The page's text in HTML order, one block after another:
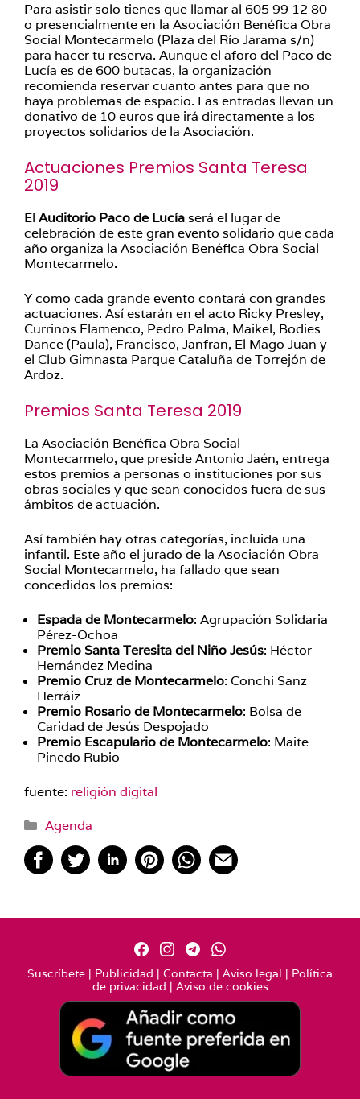
Para asistir solo tienes que llamar al 605 99 12 80
o presencialmente en la Asociación Benéfica Obra
Social Montecarmelo (Plaza del Río Jarama s/n)
para hacer tu reserva. Aunque el aforo del Paco de
Lucía es de 600 butacas, la organización
recomienda reservar cuanto antes para que no
haya problemas de espacio. Las entradas llevan un
donativo de 10 euros que irá directamente a los
proyectos solidarios de la Asociación.
Actuaciones Premios Santa Teresa
2019
El Auditorio Paco de Lucíaserá el lugar de
celebración de este gran evento solidario que cada
año organiza la Asociación Benéfica Obra Social
Montecarmelo.
Y como cada grande evento contará con grandes
actuaciones. Así estarán en el acto Ricky Presley,
Currinos Flamenco, Pedro Palma, Maikel, Bodies
Dance (Paula), Francisco, Janfran, El Mago Juan y
el Club Gimnasta Parque Cataluña de Torrejón de
Ardoz.
Premios Santa Teresa 2019
La Asociación Benéfica Obra Social
Montecarmelo, que preside Antonio Jaén, entrega
estos premios a personas o instituciones por sus
obras sociales y que sean conocidos fuera de sus
ámbitos de actuación.
Así también hay otras categorías, incluida una
infantil. Este año el jurado de la Asociación Obra
Social Montecarmelo, ha fallado que sean
concedidos los premios:
Espada de Montecarmelo: Agrupación Solidaria
Pérez-Ochoa
Premio Santa Teresita del Niño Jesús: Héctor
Hernández Medina
Premio Cruz de Montecarmelo: Conchi Sanz
Herráiz
Premio Rosario de Montecarmelo: Bolsa de
Caridad de Jesús Despojado
Premio Escapulario de Montecarmelo: Maite
Pinedo Rubio
fuente: religión digital
Categorías
Agenda
Suscríbete | Publicidad | Contacta | Aviso legal | Política
de privacidad | Aviso de cookies